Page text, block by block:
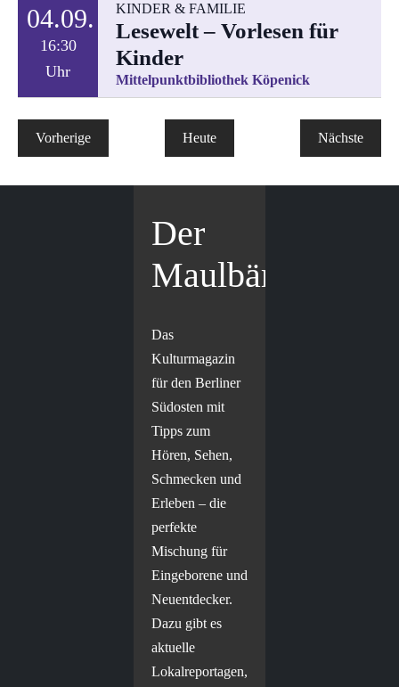
04.09.
16:30
Uhr
KINDER & FAMILIE
Lesewelt – Vorlesen für
Kinder
Mittelpunktbibliothek Köpenick
VorherigeVeranstaltungen Heute Nächste
Der
Maulbär
Das
Kulturmagazin
für den Berliner
Südosten mit
Tipps zum
Hören, Sehen,
Schmecken und
Erleben – die
perfekte
Mischung für
Eingeborene und
Neuentdecker.
Dazu gibt es
aktuelle
Lokalreportagen,